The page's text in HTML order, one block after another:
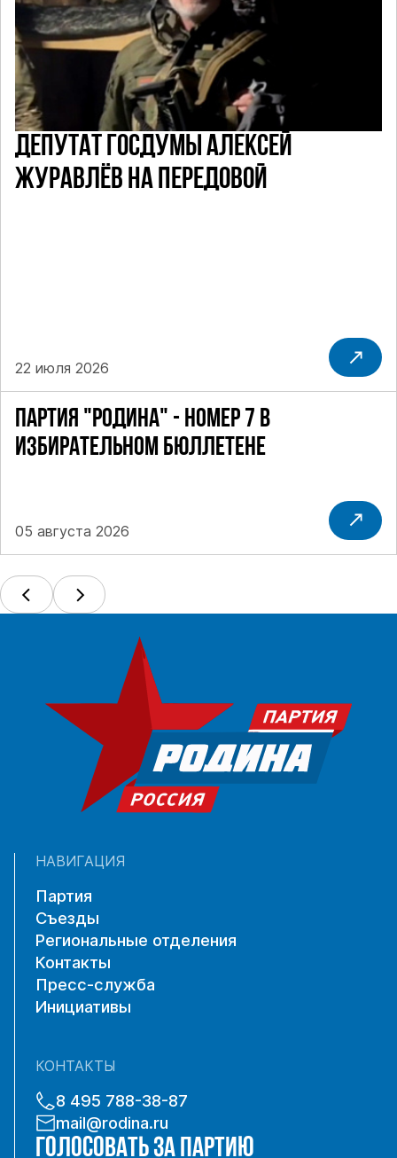
ПАРТИЯ "РОДИНА" - НОМЕР 7 В
ИЗБИРАТЕЛЬНОМ БЮЛЛЕТЕНЕ
05 августа 2026
ДЕПУТАТ ГОСДУМЫ АЛЕКСЕЙ
ЖУРАВЛЁВ НА ПЕРЕДОВОЙ
22 июля 2026
НАВИГАЦИЯ
Партия
Съезды
Региональные отделения
Контакты
Пресс-служба
Инициативы
КОНТАКТЫ
8 495 788-38-87
mail@rodina.ru
ГОЛОСОВАТЬ ЗА ПАРТИЮ